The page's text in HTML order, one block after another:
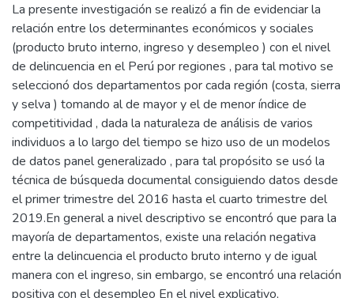
La presente investigación se realizó a fin de evidenciar la
relación entre los determinantes económicos y sociales
(producto bruto interno, ingreso y desempleo ) con el nivel
de delincuencia en el Perú por regiones , para tal motivo se
seleccionó dos departamentos por cada región (costa, sierra
y selva ) tomando al de mayor y el de menor índice de
competitividad , dada la naturaleza de análisis de varios
individuos a lo largo del tiempo se hizo uso de un modelos
de datos panel generalizado , para tal propósito se usó la
técnica de búsqueda documental consiguiendo datos desde
el primer trimestre del 2016 hasta el cuarto trimestre del
2019.En general a nivel descriptivo se encontró que para la
mayoría de departamentos, existe una relación negativa
entre la delincuencia el producto bruto interno y de igual
manera con el ingreso, sin embargo, se encontró una relación
positiva con el desempleo En el nivel explicativo,